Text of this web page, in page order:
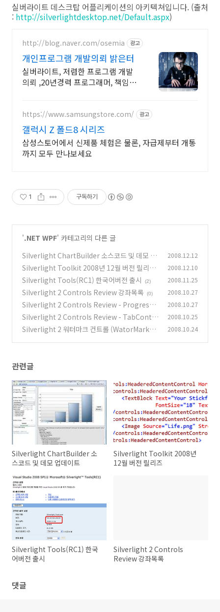
실버라이트 데스크탑 어플리케이션의 아키텍쳐입니다. (출처
: http://silverlightdesktop.net/Default.aspx)
http://blog.naver.com/osemia 광고
개인프로그램 개발의뢰 밝은터
실버라이트, 저렴한 프로그램 개발
의뢰 ,20년경력 프로그래머, 책임시
https://www.samsungstore.com/ 광고
갤럭시 Z 폴드8 시리즈
삼성스토어에서 신제품 체험은 물론, 자급제부터 개통
까지 모두 만나보세요
1 구독하기
'.NET WPF' 카테고리의 다른 글
Silverlight ChartBuilder 소스코드 및 데모 업
데이트
(0)
2008.12.12
Silverlight Toolkit 2008년 12월 버전 릴리즈
(0)
2008.12.10
Silverlight Tools(RC1) 한국어버전 출시 (2) 2008.11.25
Silverlight 2 Controls Review 강좌목록 (0) 2008.10.27
Silverlight 2 Controls Review - ProgressB
ar
(0)
2008.10.27
Silverlight 2 Controls Review - TabContr
ol
(0)
2008.10.25
Silverlight 2 워터마크 컨트롤 (WatorMarked
2008.10.24
관련글
Silverlight ChartBuilder 소
스코드 및 데모 업데이트
Silverlight Toolkit 2008년
12월 버전 릴리즈
Silverlight Tools(RC1) 한국
어버전 출시
Silverlight 2 Controls
Review 강좌목록
댓글